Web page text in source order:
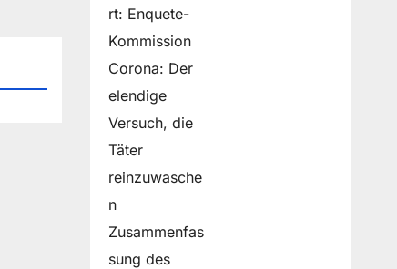
rt: Enquete-
Kommission
Corona: Der
elendige
Versuch, die
Täter
reinzuwasche
n
Zusammenfas
sung des